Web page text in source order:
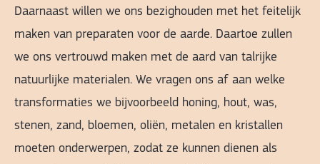
Daarnaast willen we ons bezighouden met het feitelijk
maken van preparaten voor de aarde. Daartoe zullen
we ons vertrouwd maken met de aard van talrijke
natuurlijke materialen. We vragen ons af aan welke
transformaties we bijvoorbeeld honing, hout, was,
stenen, zand, bloemen, oliën, metalen en kristallen
moeten onderwerpen, zodat ze kunnen dienen als